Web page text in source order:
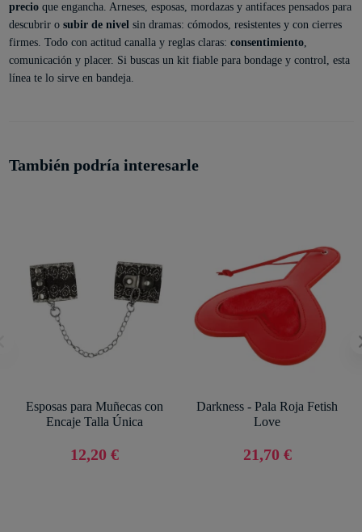
precioque engancha. Arneses, esposas, mordazas y antifaces pensados para
descubrir o subir de nivelsin dramas: cómodos, resistentes y con cierres
firmes. Todo con actitud canalla y reglas claras: consentimiento,
comunicación y placer. Si buscas un kit fiable para bondage y control, esta
línea te lo sirve en bandeja.
También podría interesarle
Esposas para Muñecas con
Encaje Talla Única
12,20 €
Darkness - Pala Roja Fetish
Love
21,70 €